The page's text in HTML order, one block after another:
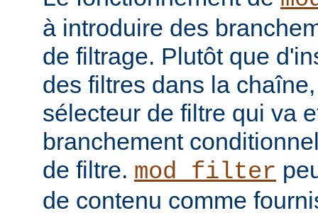
à introduire des
de filtrage. Plutôt que
des filtres dans la
sélecteur de filtre qui va
branchement
de filtre. mod_filter
de contenu comme